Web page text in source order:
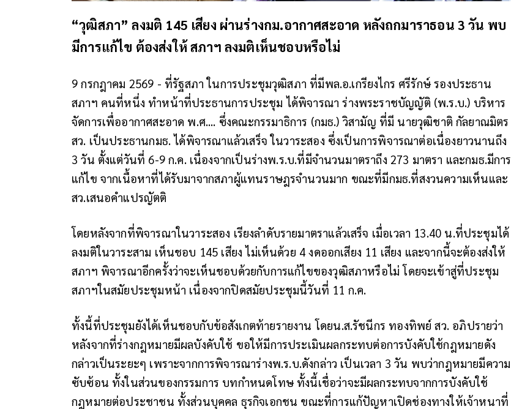
“วุฒิสภา” ลงมติ 145 เสียง ผ่านร่างกม.อากาศสะอาด หลังถกมาราธอน 3 วัน พบ
มีการแก้ไข ต้องส่งให้ สภาฯ ลงมติเห็นชอบหรือไม่
9 กรกฎาคม 2569 - ที่รัฐสภา ในการประชุมวุฒิสภา ที่มีพล.อ.เกรียงไกร ศรีรักษ์ รองประธาน
สภาฯ คนที่หนึ่ง ทำหน้าที่ประธานการประชุม ได้พิจารณา ร่างพระราชบัญญัติ (พ.ร.บ.) บริหาร
จัดการเพื่ออากาศสะอาด พ.ศ.... ซึ่งคณะกรรมาธิการ (กมธ.) วิสามัญ ที่มี นายวุฒิชาติ กัลยาณมิตร
สว. เป็นประธานกมธ. ได้พิจารณาแล้วเสร็จ ในวาระสอง ซึ่งเป็นการพิจารณาต่อเนื่องยาวนานถึง
3 วัน ตั้งแต่วันที่ 6-9 ก.ค. เนื่องจากเป็นร่างพ.ร.บ.ที่มีจำนวนมาตราถึง 273 มาตรา และกมธ.มีการ
แก้ไข จากเนื้อหาที่ได้รับมาจากสภาผู้แทนราษฎรจำนวนมาก ขณะที่มีกมธ.ที่สงวนความเห็นและ
สว.เสนอคำแปรญัตติ
โดยหลังจากที่พิจารณาในวาระสอง เรียงลำดับรายมาตราแล้วเสร็จ เมื่อเวลา 13.40 น.ที่ประชุมได้
ลงมติในวาระสาม เห็นชอบ 145 เสียง ไม่เห็นด้วย 4 งดออกเสียง 11 เสียง และจากนี้จะต้องส่งให้
สภาฯ พิจารณาอีกครั้งว่าจะเห็นชอบด้วยกับการแก้ไขของวุฒิสภาหรือไม่ โดยจะเข้าสู่ที่ประชุม
สภาฯในสมัยประชุมหน้า เนื่องจากปิดสมัยประชุมนี้วันที่ 11 ก.ค.
ทั้งนี้ที่ประชุมยังได้เห็นชอบกับข้อสังเกตท้ายรายงาน โดยน.ส.รัชนีกร ทองทิพย์ สว. อภิปรายว่า
หลังจากที่ร่างกฎหมายมีผลบังคับใช้ ขอให้มีการประเมินผลกระทบต่อการบังคับใช้กฎหมายดัง
กล่าวเป็นระยะๆ เพราะจากการพิจารณาร่างพ.ร.บ.ดังกล่าว เป็นเวลา 3 วัน พบว่ากฎหมายมีความ
ซับซ้อน ทั้งในส่วนของกรรมการ บทกำหนดโทษ ทั้งนี้เชื่อว่าจะมีผลกระทบจากการบังคับใช้
กฎหมายต่อประชาชน ทั้งส่วนบุคคล ธุรกิจเอกชน ขณะที่การแก้ปัญหาเปิดช่องทางให้เจ้าหนาที่